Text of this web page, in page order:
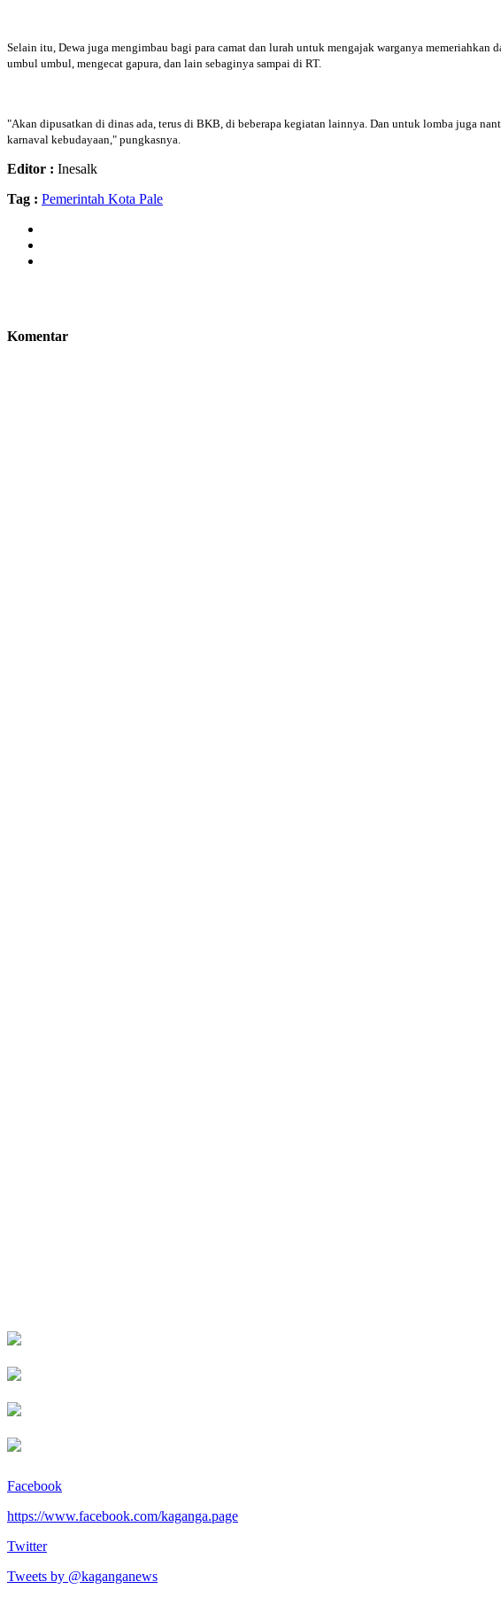
Selain itu, Dewa juga mengimbau bagi para camat dan lurah untuk mengajak warganya
umbul umbul, mengecat gapura, dan lain sebaginya sampai di RT.
"Akan dipusatkan di dinas ada, terus di BKB, di beberapa kegiatan lainnya. Dan untuk lomba juga
karnaval kebudayaan," pungkasnya.
Editor : Inesalk
Tag : Pemerintah Kota Pale
Komentar
Facebook
https://www.facebook.com/kaganga.page
Twitter
Tweets by @kaganganews